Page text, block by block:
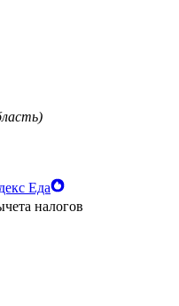
Еда
налогов